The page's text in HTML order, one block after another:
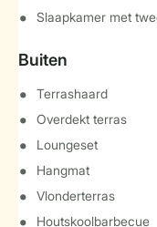
Slaapkamer met
Buiten
Terrashaard
Overdekt terras
Loungeset
Hangmat
Vlonderterras
Houtskoolbarbecue